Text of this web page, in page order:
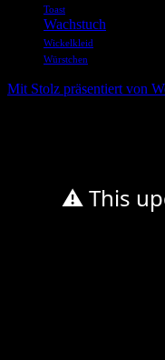
Toast
Wachstuch
Wickelkleid
Würstchen
Mit Stolz präsentiert von
⚠ This